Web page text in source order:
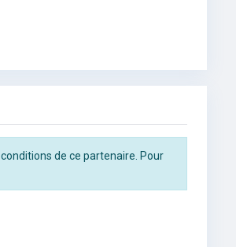
de ce partenaire. Pour